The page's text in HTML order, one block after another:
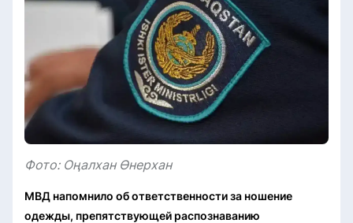
Фото: Оңалхан Өнерхан
МВД напомнило об ответственности за ношение
одежды, препятствующей распознаванию